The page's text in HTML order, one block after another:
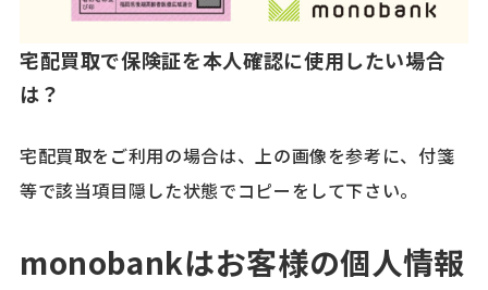
宅配買取で保険証を本人確認に使用したい場合
は？
宅配買取をご利用の場合は、上の画像を参考に、付箋
等で該当項目隠した状態でコピーをして下さい。
monobankはお客様の個人情報